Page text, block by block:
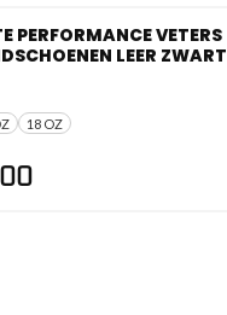
18 OZ
PERFORMANCE VETERS
LEER ZWART